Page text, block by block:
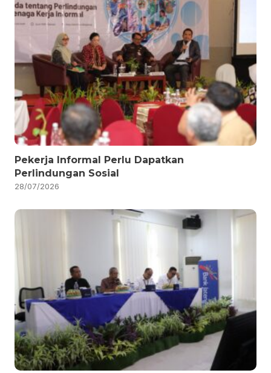
Pekerja Informal Perlu Dapatkan
Perlindungan Sosial
28/07/2026